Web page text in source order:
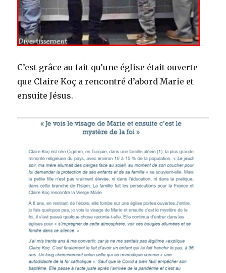
C’est grâce au fait qu’une église était ouverte
que Claire Koç a rencontré d’abord Marie et
ensuite Jésus.